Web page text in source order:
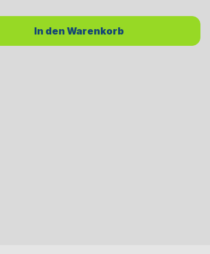
benutze die Schaltflächen um die Anzahl zu erhöhen
In den Warenkorb